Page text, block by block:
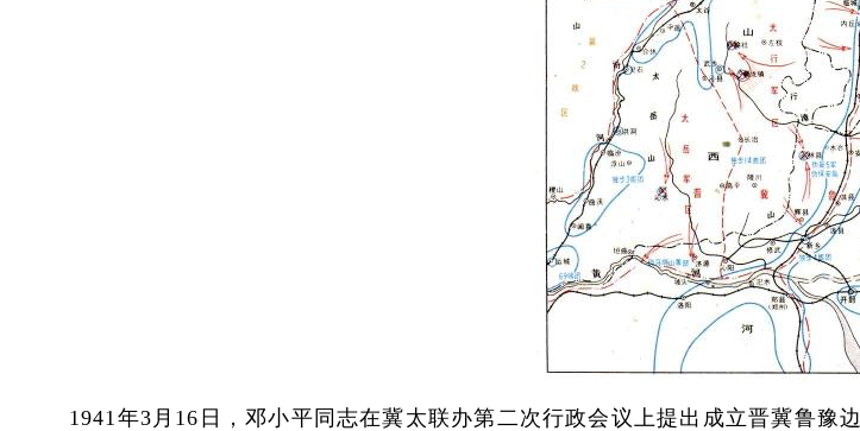
1941年3月16日，邓小平同志在冀太联办第二次行政会议上提出成立晋冀鲁豫